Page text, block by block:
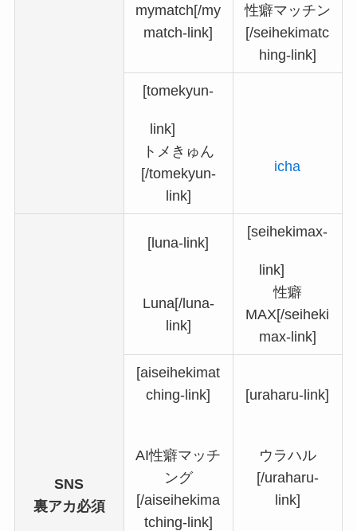
mymatch[/my
match-link]
性癖マッチン
[/seihekimatc
hing-link]
[tomekyun-
link]
トメきゅん
[/tomekyun-
link]
icha
SNS
裏アカ必須
[luna-link]
Luna[/luna-
link]
[seihekimax-
link]
性癖
MAX[/seiheki
max-link]
[aiseihekimat
ching-link]
AI性癖マッチ
ング
[/aiseihekima
tching-link]
[uraharu-link]
ウラハル
[/uraharu-
link]